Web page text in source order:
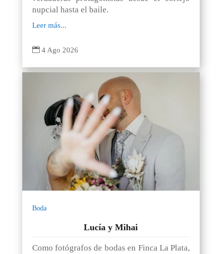
nupcial hasta el baile.
Leer más...
 4 Ago 2026
Boda
Lucía y Mihai
Como fotógrafos de bodas en Finca La Plata,